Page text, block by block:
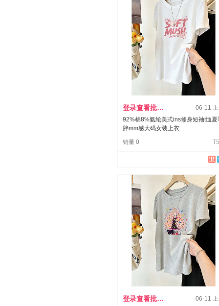
登录查看批发价
06-11
92%棉8%氨纶美式ins修身短袖t恤夏
胖mm感大码女装上衣
销量 0
登录查看批发价 06-11